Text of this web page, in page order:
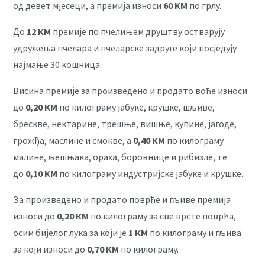
од девет мјесеци, а премија износи 60 КМ по грлу.
До 12 КМ премије по пчелињем друштву остварују
удружења пчелара и пчеларске задруге који посједују
најмање 30 кошница.
Висина премије за произведено и продато воће износи
до 0,20 КМ по килограму јабуке, крушке, шљиве,
брескве, нектарине, трешње, вишње, купине, јагоде,
грожђа, маслине и смокве, а 0,40 КМ по килограму
малине, љешњака, ораха, боровнице и рибизле, те
до 0,10 КМ по килограму индустријске јабуке и крушке.
За произведено и продато поврће и гљиве премија
износи до 0,20 КМ по килограму за све врсте поврћа,
осим бијелог лука за који је 1 КМ по килограму и гљива
за који износи до 0,70 КМ по килограму.